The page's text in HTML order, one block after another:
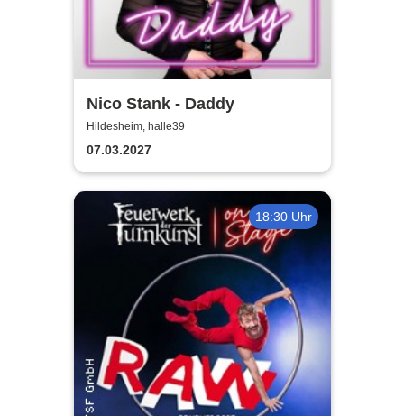
Nico Stank - Daddy
Hildesheim, halle39
07.03.2027
18:30 Uhr